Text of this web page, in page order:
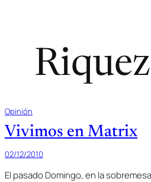
Opinión
Vivimos en Matrix
02/12/2010
El pasado Domingo, en la